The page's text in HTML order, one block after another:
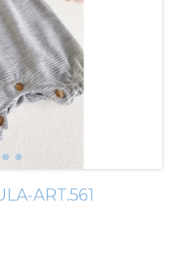
ART.561